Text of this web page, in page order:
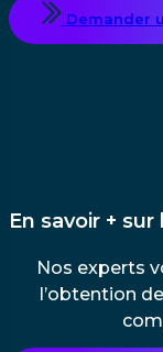
Demander
En savoir +
Nos experts
l’obtention